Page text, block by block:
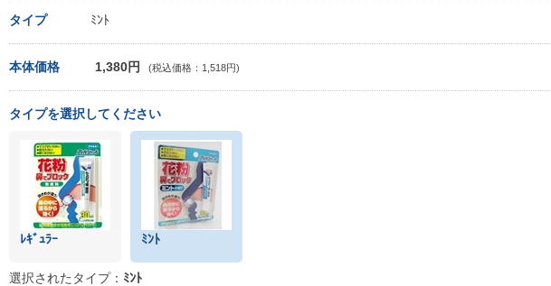
タイプ ﾐﾝﾄ
本体価格 1,380円 (税込価格：1,518円)
タイプを選択してください
ﾚｷﾞｭﾗｰ ﾐﾝﾄ
選択されたタイプ： ﾐﾝﾄ